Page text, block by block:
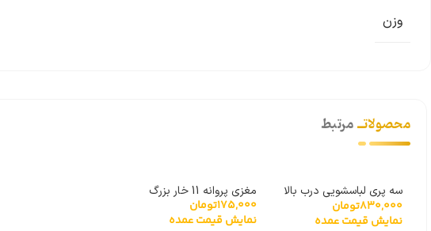
وزن
محصولاتــمرتبط
سه پری لباسشویی درب بالا
سه پیچ
830,000تومان
نمایش قیمت عمده
مغزی پروانه 11 خار بزرگ
175,000تومان
نمایش قیمت عمده